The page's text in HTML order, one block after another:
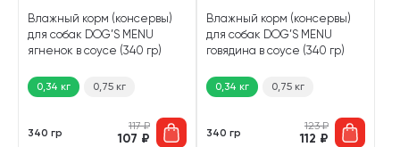
Влажный корм (консервы)
для собак DOG’S MENU
ягненок в соусе (340 гр)
0,34 кг 0,75 кг
340 гр
117₽
107 ₽
Влажный корм (консервы)
для собак DOG’S MENU
говядина в соусе (340 гр)
0,34 кг 0,75 кг
340 гр
123₽
112 ₽